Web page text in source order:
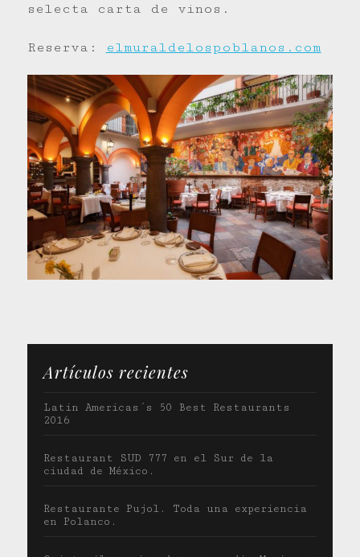
selecta carta de vinos.
Reserva: elmuraldelospoblanos.com
Artículos recientes
Latin Americas´s 50 Best Restaurants
2016
Restaurant SUD 777 en el Sur de la
ciudad de México.
Restaurante Pujol. Toda una experiencia
en Polanco.